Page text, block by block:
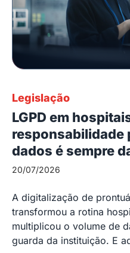
Legislação
LGPD em
responsabilidade
dados é sempre
20/07/2026
A digitalização de
transformou a rotina
multiplicou o volume de
guarda da instituição. E